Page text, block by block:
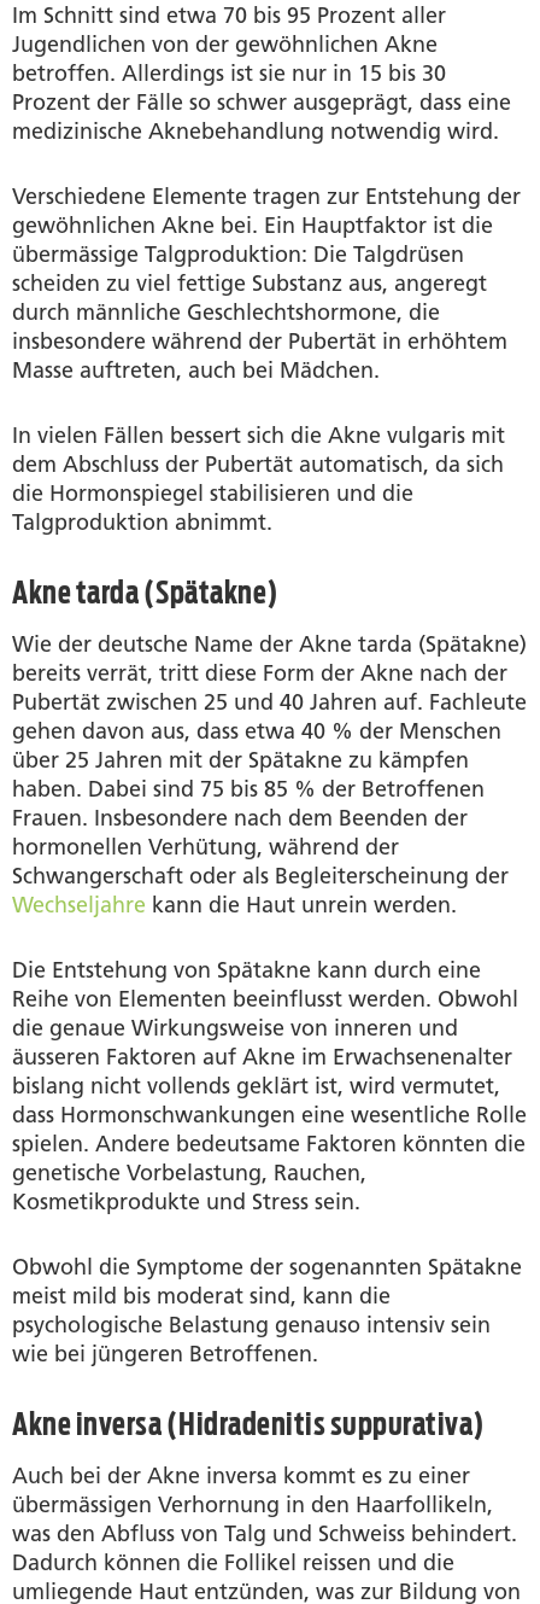
Im Schnitt sind etwa 70 bis 95 Prozent aller
Jugendlichen von der gewöhnlichen Akne
betroffen. Allerdings ist sie nur in 15 bis 30
Prozent der Fälle so schwer ausgeprägt, dass eine
medizinische Aknebehandlung notwendig wird.
Verschiedene Elemente tragen zur Entstehung der
gewöhnlichen Akne bei. Ein Hauptfaktor ist die
übermässige Talgproduktion: Die Talgdrüsen
scheiden zu viel fettige Substanz aus, angeregt
durch männliche Geschlechtshormone, die
insbesondere während der Pubertät in erhöhtem
Masse auftreten, auch bei Mädchen.
In vielen Fällen bessert sich die Akne vulgaris mit
dem Abschluss der Pubertät automatisch, da sich
die Hormonspiegel stabilisieren und die
Talgproduktion abnimmt.
Akne tarda (Spätakne)
Wie der deutsche Name der Akne tarda (Spätakne)
bereits verrät, tritt diese Form der Akne nach der
Pubertät zwischen 25 und 40 Jahren auf. Fachleute
gehen davon aus, dass etwa 40 % der Menschen
über 25 Jahren mit der Spätakne zu kämpfen
haben. Dabei sind 75 bis 85 % der Betroffenen
Frauen. Insbesondere nach dem Beenden der
hormonellen Verhütung, während der
Schwangerschaft oder als Begleiterscheinung der
Wechseljahre kann die Haut unrein werden.
Die Entstehung von Spätakne kann durch eine
Reihe von Elementen beeinflusst werden. Obwohl
die genaue Wirkungsweise von inneren und
äusseren Faktoren auf Akne im Erwachsenenalter
bislang nicht vollends geklärt ist, wird vermutet,
dass Hormonschwankungen eine wesentliche Rolle
spielen. Andere bedeutsame Faktoren könnten die
genetische Vorbelastung, Rauchen,
Kosmetikprodukte und Stress sein.
Obwohl die Symptome der sogenannten Spätakne
meist mild bis moderat sind, kann die
psychologische Belastung genauso intensiv sein
wie bei jüngeren Betroffenen.
Akne inversa (Hidradenitis suppurativa)
Auch bei der Akne inversa kommt es zu einer
übermässigen Verhornung in den Haarfollikeln,
was den Abfluss von Talg und Schweiss behindert.
Dadurch können die Follikel reissen und die
umliegende Haut entzünden, was zur Bildung von